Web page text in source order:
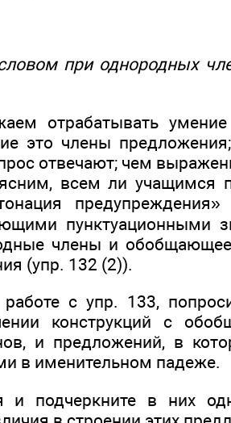
при однородных
отрабатывать умение
это члены
отвечают; чем
всем ли учащимся
пунктуационными
члены и
(упр. 132 (2)).
с упр. 133,
конструкций с
и предложений, в
в именительном падеже.
и подчеркните в них